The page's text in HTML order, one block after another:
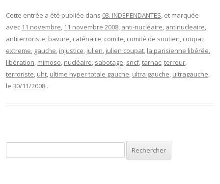
Cette entrée a été publiée dans 03. INDÉPENDANTES, et marquée
avec 11 novembre, 11 novembre 2008, anti-nucléaire, antinucleaire,
antiterroriste, bavure, caténaire, comite, comité de soutien, coupat,
extreme, gauche, injustice, julien, julien coupat, la parisienne libérée,
libération, mimoso, nucléaire, sabotage, sncf,tarnac,terreur,
terroriste, uht, ultime hyper totale gauche, ultra gauche, ultragauche,
le 30/11/2008 .